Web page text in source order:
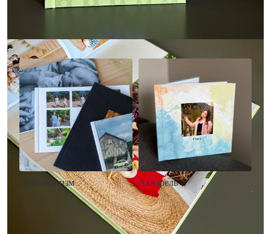
Минимализм
• Загрузка фото и текста
Акварель
• Декор в стиле
акварельных красок
• Выбор цвета фона